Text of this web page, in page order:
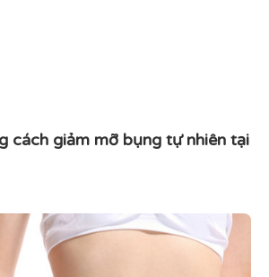
cách giảm mỡ bụng tự nhiên tại